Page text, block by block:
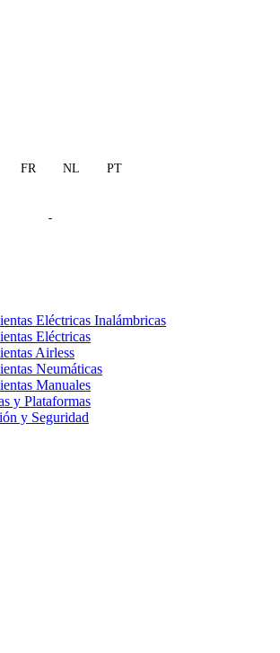
FR NL PT
Eléctricas Inalámbricas
Eléctricas
Airless
Neumáticas
Manuales
y Plataformas
y Seguridad